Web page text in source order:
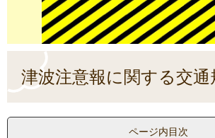
津波注意報に関する交通
ページ内目次